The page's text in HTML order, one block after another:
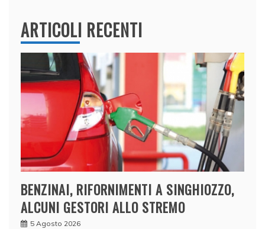
ARTICOLI RECENTI
BENZINAI, RIFORNIMENTI A SINGHIOZZO,
ALCUNI GESTORI ALLO STREMO
5 Agosto 2026